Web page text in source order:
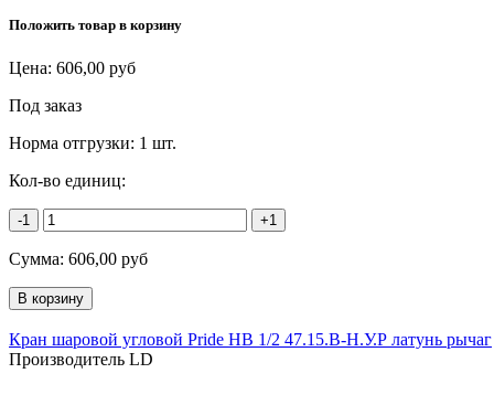
Положить товар в корзину
Цена: 606,00 руб
Под заказ
Норма отгрузки: 1 шт.
Кол-во единиц:
-1 +1
Сумма: 606,00 руб
Кран шаровой угловой Pride НВ 1/2 47.15.В-Н.У.Р латунь рычаг
Производитель LD